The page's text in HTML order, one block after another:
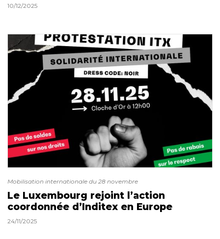
10/12/2025
Mobilisation internationale du 28 novembre
Le Luxembourg rejoint l’action
coordonnée d’Inditex en Europe
24/11/2025